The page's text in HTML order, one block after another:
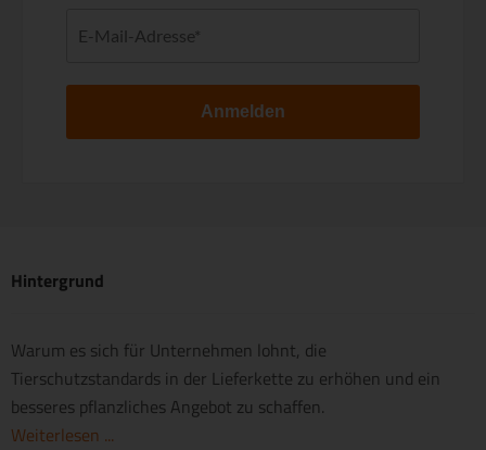
Anmelden
Hintergrund
Warum es sich für Unternehmen lohnt, die
Tierschutzstandards in der Lieferkette zu erhöhen und ein
besseres pflanzliches Angebot zu schaffen.
Weiterlesen ...